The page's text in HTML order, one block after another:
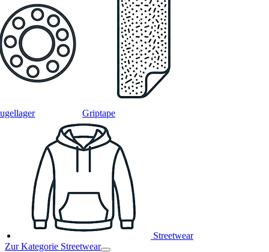
Griptape
Streetwear
Zur Kategorie Streetwear